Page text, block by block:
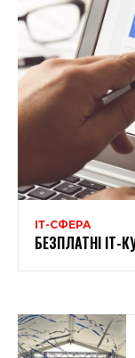
ІТ-СФЕРА
БЕЗПЛАТНІ ІТ-